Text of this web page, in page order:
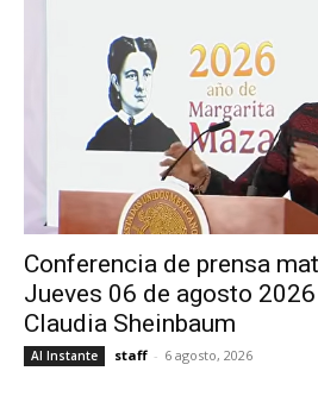
Conferencia de prensa
Jueves 06 de agosto
Claudia Sheinbaum
Al Instante staff - 6 agosto, 2026